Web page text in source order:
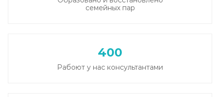
семейных пар
400
Рабоют у нас консультантами